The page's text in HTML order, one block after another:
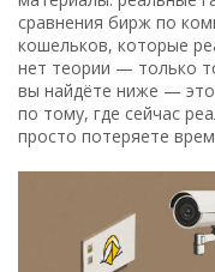
сравнения бирж по
кошельков, которые
нет теории — только
вы найдёте ниже — это
по тому, где сейчас
просто потеряете